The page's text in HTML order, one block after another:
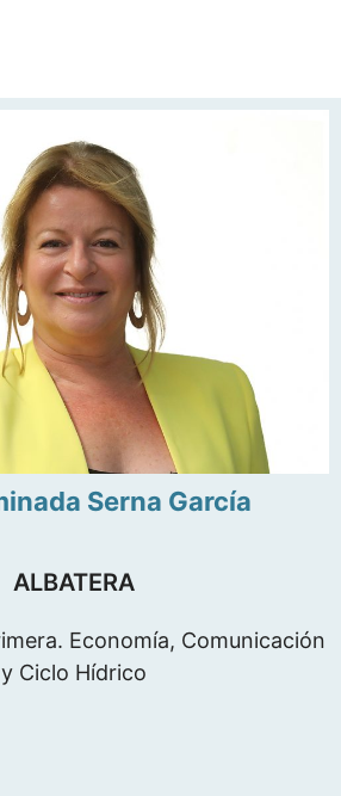
Serna García
ALBATERA
Economía, Comunicación
y Ciclo Hídrico